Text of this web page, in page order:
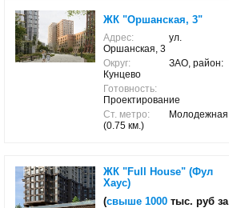
ЖК "Оршанская, 3"
Адрес:
ул.
Оршанская, 3
Округ:
ЗАО, район:
Кунцево
Готовность:
Проектирование
Ст. метро:
Молодежная
(0.75 км.)
ЖК "Full House" (Фул
Хаус)
(свыше 1000 тыс. руб за